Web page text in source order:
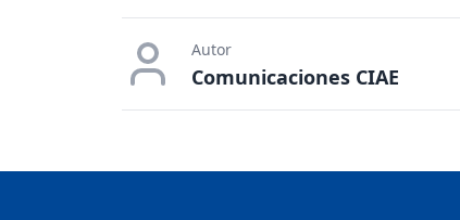
Autor
Comunicaciones CIAE